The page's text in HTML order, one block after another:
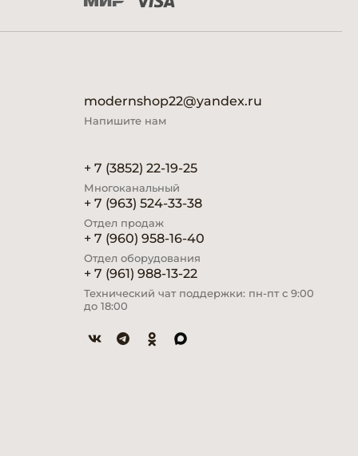
modernshop22@yandex.ru
Напишите нам
+ 7 (3852) 22-19-25
Многоканальный
+ 7 (963) 524-33-38
Отдел продаж
+ 7 (960) 958-16-40
Отдел оборудования
+ 7 (961) 988-13-22
Технический чат поддержки: пн-пт с 9:00
до 18:00